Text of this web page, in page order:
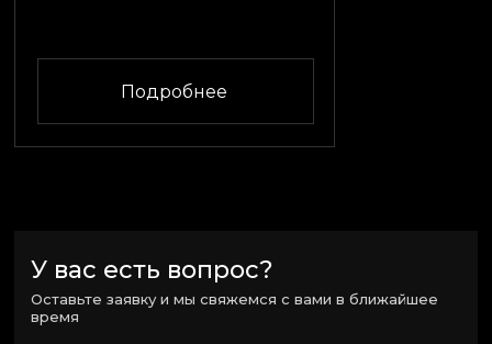
Подробнее
У вас есть вопрос?
Оставьте заявку и мы свяжемся с вами в ближайшее
время